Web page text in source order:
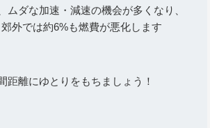
ムダな加速・減速の機会が多くなり、
外では約6%も燃費が悪化します
距離にゆとりをもちましょう！